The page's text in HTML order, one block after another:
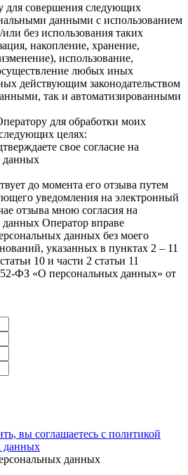
для совершения следующих
данными с использованием
без использования таких
накопление, хранение,
использование,
любых иных
действующим законодательством
так и автоматизированными
для обработки моих
целях:
свое согласие на
данных
до момента его отзыва путем
уведомления на электронный
отзыва мною согласия на
Оператор вправе
данных без моего
указанных в пунктах 2 – 11
10 и части 2 статьи 11
ФЗ «О персональных данных» от
вы соглашаетесь с политикой
данных
данных